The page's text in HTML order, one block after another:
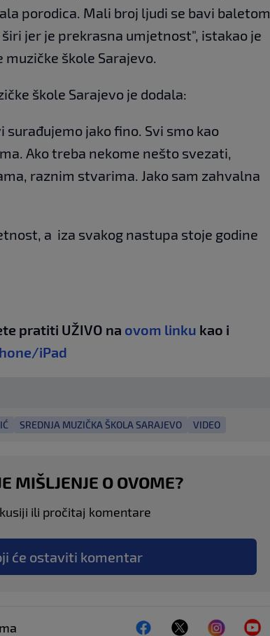
porodica. Mali broj ljudi se bavi baletom
jer je prekrasna umjetnost", istakao je
muzičke škole Sarajevo.
škole Sarajevo je dodala:
surađujemo jako fino. Svi smo kao
Ako treba nekome nešto svezati,
raznim stvarima. Jako sam zahvalna
a iza svakog nastupa stoje godine
pratiti UŽIVO na ovom linku kao i
iPad
SREDNJA MUZIČKA ŠKOLA SARAJEVO VIDEO
MIŠLJENJE O OVOME?
ili pročitaj komentare
će ostaviti komentar